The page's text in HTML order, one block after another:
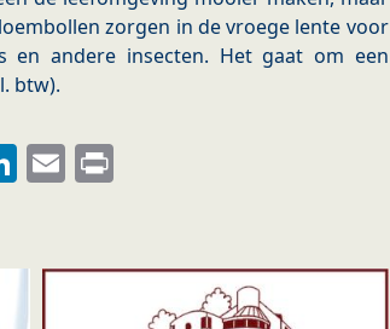
zorgen in de vroege lente voor
en andere insecten. Het gaat om een
btw).
LinkedIn
Email